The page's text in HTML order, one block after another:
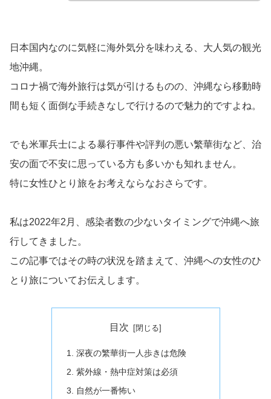
日本国内なのに気軽に海外気分を味わえる、大人気の観光
地沖縄。
コロナ禍で海外旅行は気が引けるものの、沖縄なら移動時
間も短く面倒な手続きなしで行けるので魅力的ですよね。
でも米軍兵士による暴行事件や評判の悪い繁華街など、治
安の面で不安に思っている方も多いかも知れません。
特に女性ひとり旅をお考えならなおさらです。
私は2022年2月、感染者数の少ないタイミングで沖縄へ旅
行してきました。
この記事ではその時の状況を踏まえて、沖縄への女性のひ
とり旅についてお伝えします。
目次
深夜の繁華街一人歩きは危険
紫外線・熱中症対策は必須
自然が一番怖い